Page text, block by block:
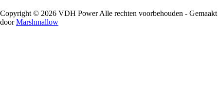
Copyright © 2026 VDH Power Alle rechten voorbehouden - Gemaakt
doorMarshmallow